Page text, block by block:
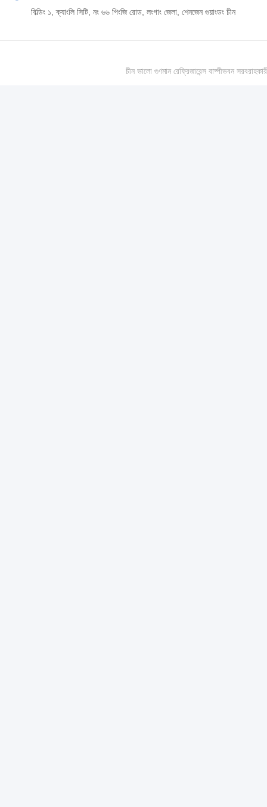
বিল্ডিং ১, ক্যাংলি সিটি, নং ৬৬ পিংজি রোড, লংগাং জেলা, শেনজেন গুয়াংডং চীন
চীন ভালো গুণমান রেফ্রিজারেন্স বাষ্পীভবন